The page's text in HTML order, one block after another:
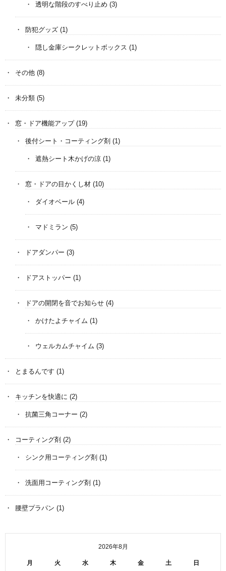
透明な階段のすべり止め (3)
防犯グッズ (1)
隠し金庫シークレットボックス (1)
その他 (8)
未分類 (5)
窓・ドア機能アップ(19)
後付シート・コーティング剤 (1)
遮熱シート木かげの涼 (1)
窓・ドアの目かくし材 (10)
ダイオベール (4)
マドミラン (5)
ドアダンパー (3)
ドアストッパー (1)
ドアの開閉を音でお知らせ (4)
かけたよチャイム (1)
ウェルカムチャイム (3)
とまるんです (1)
キッチンを快適に (2)
抗菌三角コーナー (2)
コーティング剤 (2)
シンク用コーティング剤 (1)
洗面用コーティング剤 (1)
腰壁プラパン (1)
2026年8月
月 火 水 木 金 土 日